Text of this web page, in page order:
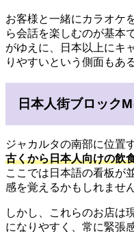
お客様と一緒にカラオケ
ら会話を楽しむのが基本
がゆえに、日本以上にキ
りやすいという側面もあ
日本人街ブロック
ジャカルタの南部に位置
古くから日本人向けの飲
ここでは日本語の看板が
感を覚えるかもしれません
しかし、これらのお店は
になりやすく、常に緊張